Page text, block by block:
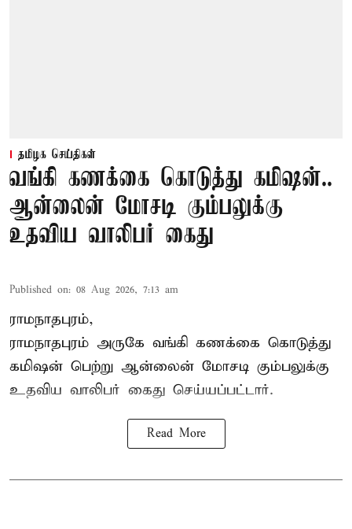
தமிழக செய்திகள்
வங்கி கணக்கை கொடுத்து கமிஷன்..
ஆன்லைன் மோசடி கும்பலுக்கு
உதவிய வாலிபர் கைது
Published on: 08 Aug 2026, 7:13 am
ராமநாதபுரம்,
ராமநாதபுரம் அருகே வங்கி கணக்கை கொடுத்து
கமிஷன் பெற்று ஆன்லைன் மோசடி கும்பலுக்கு
உதவிய வாலிபர் கைது செய்யப்பட்டார்.
Read More